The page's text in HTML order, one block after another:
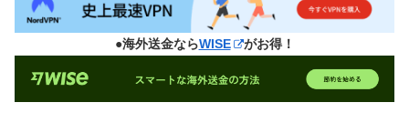
●海外送金ならWISE がお得！